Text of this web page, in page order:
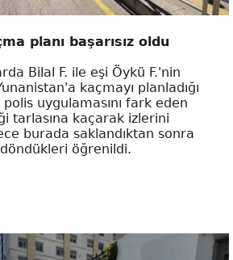
planı başarısız oldu
Bilal F. ile eşi Öykü F.'nin
kaçmayı planladığı
uygulamasını fark eden
tarlasına kaçarak izlerini
burada saklandıktan sonra
öğrenildi.